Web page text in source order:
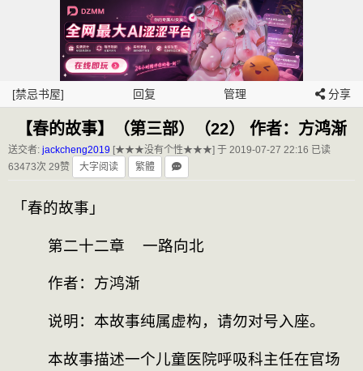
[禁忌书屋] 回复 管理 分享
【春的故事】（第三部）（22） 作者：方鸿渐
送交者: jackcheng2019 [★★★没有个性★★★] 于 2019-07-27 22:16 已读
63473次 29赞
大字阅读 繁體
「春的故事」
    第二十二章  一路向北
    作者：方鸿渐
    说明：本故事纯属虚构，请勿对号入座。